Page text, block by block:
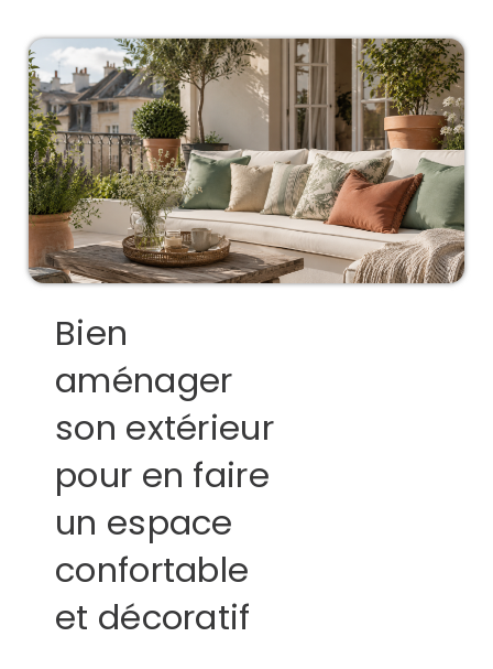
Bien
aménager
son extérieur
pour en faire
un espace
confortable
et décoratif